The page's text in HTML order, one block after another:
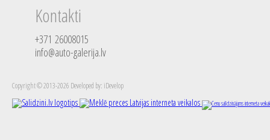
Kontakti
+371 26008015
info@auto-galerija.lv
Copyright © 2013-2026 Developed by: iDevelop